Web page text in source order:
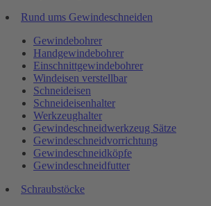
Rund ums Gewindeschneiden
Gewindebohrer
Handgewindebohrer
Einschnittgewindebohrer
Windeisen verstellbar
Schneideisen
Schneideisenhalter
Werkzeughalter
Gewindeschneidwerkzeug Sätze
Gewindeschneidvorrichtung
Gewindeschneidköpfe
Gewindeschneidfutter
Schraubstöcke